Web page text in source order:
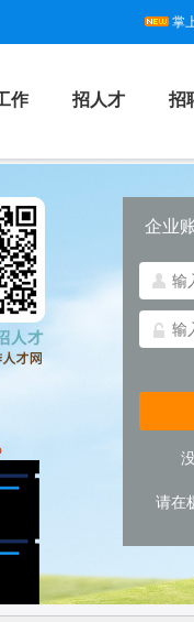
掌
作 招人才 招
企业
请在